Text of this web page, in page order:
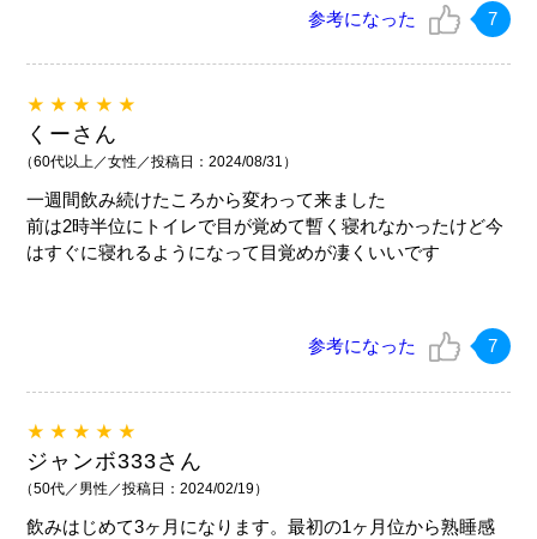
参考になった 7
★★★★★
くーさん
（60代以上／女性／投稿日：2024/08/31）
一週間飲み続けたころから変わって来ました
前は2時半位にトイレで目が覚めて暫く寝れなかったけど今
はすぐに寝れるようになって目覚めが凄くいいです
参考になった 7
★★★★★
ジャンボ333さん
（50代／男性／投稿日：2024/02/19）
飲みはじめて3ヶ月になります。最初の1ヶ月位から熟睡感